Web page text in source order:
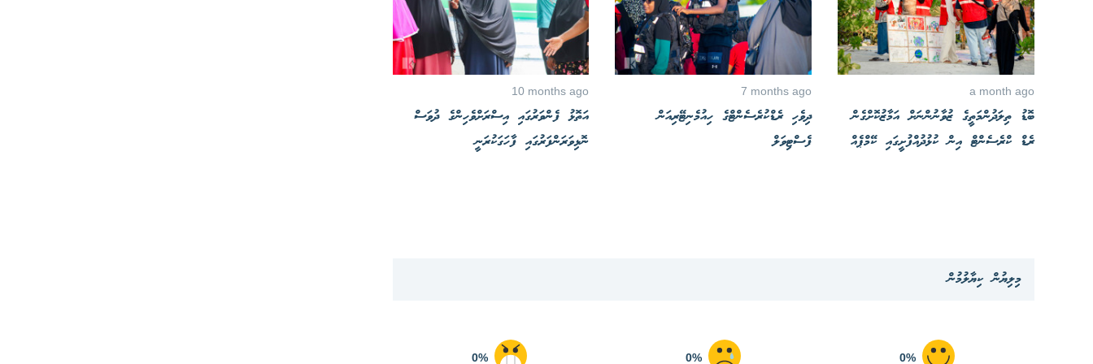
a month ago
ބޮޑު ތިލަދުންމަތީގެ ޒުވާނުންނަށް އަމާޒުކޮށްގެން
ރެޑް ކްރެސެންޓް އިން ކުޅުދުއްފުށީގައި ކޭމްޕެއް
7 months ago
ދިވެހި ރެޑްކުރެސެންޓްގެ ހިއުމެނިޓޭރިއަން
ފެސްޓިވަލް
10 months ago
އަތޮޅު ފެންވަރުގައި އިސްރަށްވެހިންގެ ދުވަސް
ނޮޅިވަރަންފަރުގައި ފާހަގަކުރަނީ
މިލިޔުން ކިޔާލުމުން
0%
0%
0%